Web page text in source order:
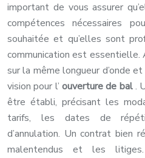
important de vous assurer
compétences nécessaires
souhaitée et qu’elles sont
communication est essentielle.
sur la même longueur d’onde
vision pour l’ ouverture de bal.
être établi, précisant les
tarifs, les dates de
d’annulation. Un contrat bien
malentendus et les